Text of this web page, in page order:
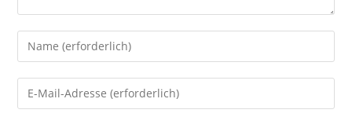
Gib
deinen
Namen
oder
Gib
deine